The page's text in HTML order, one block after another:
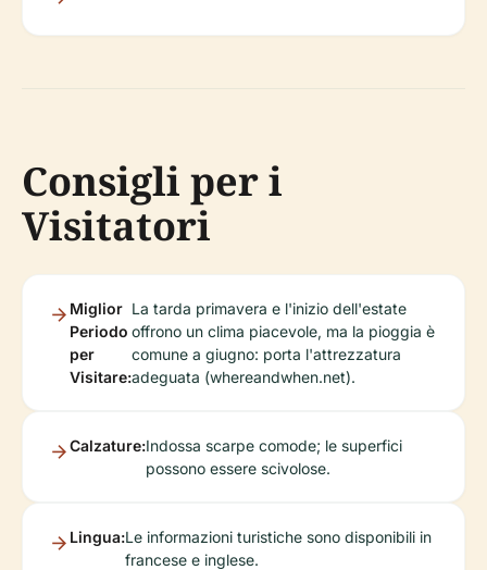
Consigli per i
Visitatori
Miglior
Periodo
per
Visitare:
La tarda primavera e l'inizio dell'estate
offrono un clima piacevole, ma la pioggia è
comune a giugno: porta l'attrezzatura
adeguata (whereandwhen.net).
Calzature:Indossa scarpe comode; le superfici
possono essere scivolose.
Lingua:Le informazioni turistiche sono disponibili in
francese e inglese.